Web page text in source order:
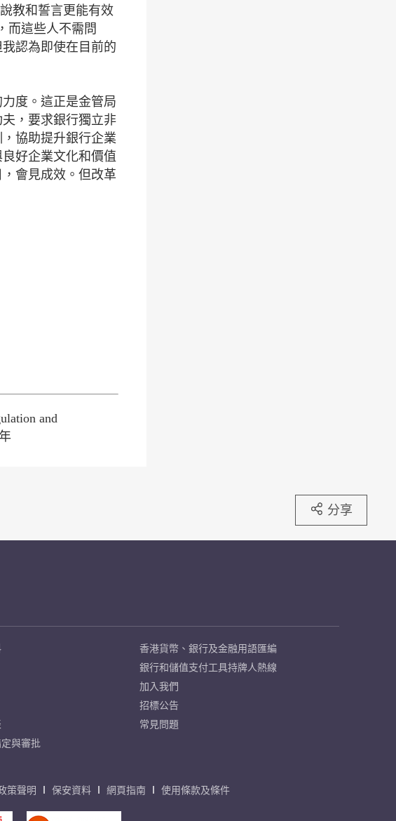
教和誓言更能有效
而這些人不需問
認為即使在目前的
度。這正是金管局
，要求銀行獨立非
協助提升銀行企業
好企業文化和價值
會見成效。但改革
and
分享
與審批
香港貨幣、銀行及金融用語匯編
銀行和儲值支付工具持牌人熱線
加入我們
招標公告
常見問題
策聲明 保安資料 網頁指南 使用條款及條件